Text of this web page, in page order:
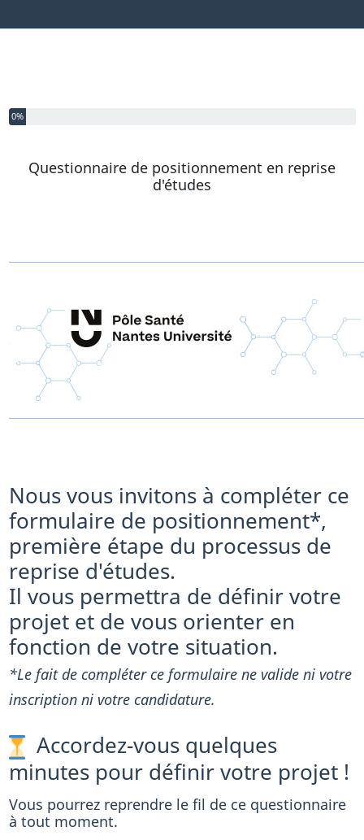
Vous avez complété 0% de ce questionnaire.
0%
Questionnaire de positionnement en reprise
d'études
Nous vous invitons à compléter ce
formulaire de positionnement*,
première étape du processus de
reprise d'études.
Il vous permettra de définir votre
projet et de vous orienter en
fonction de votre situation.
*Le fait de compléter ce formulaire ne valide ni votre
inscription ni votre candidature.
Accordez-vous quelques
minutes pour définir votre projet !
Vous pourrez reprendre le fil de ce questionnaire
à tout moment.